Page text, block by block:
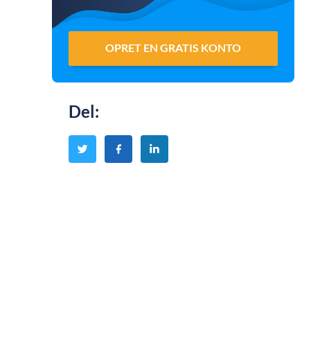
OPRET EN GRATIS KONTO
Del: